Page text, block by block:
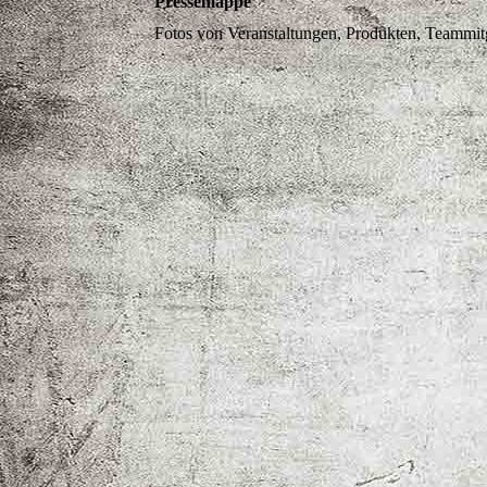
Fotos von Veranstaltungen, Produkten,